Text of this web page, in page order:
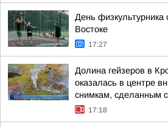
День
Востоке
17:27
Долина гейзеров в
оказалась в центре
снимкам, сделанным
17:18